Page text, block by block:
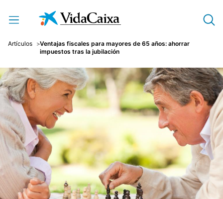
Saltar al contenido principal
Artículos
Ventajas fiscales para mayores de 65 años: ahorrar
impuestos tras la jubilación